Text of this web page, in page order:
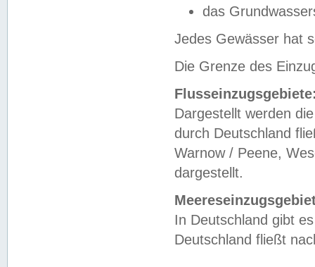
das
Jedes Gewässer hat
Die Grenze des
Dargestellt werden
durch Deutschland
Warnow / Peene,
dargestellt.
In Deutschland gibt
Deutschland fließt